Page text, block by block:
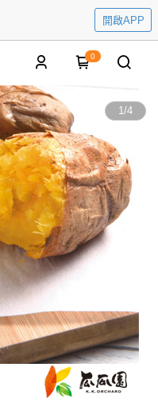
開啟APP
0
1/4